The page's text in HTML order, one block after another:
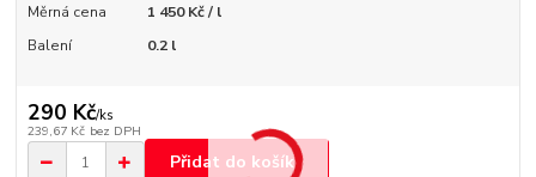
Měrná cena
1 450 Kč / l
Balení
0.2 l
290 Kč/ks
239,67 Kč bez DPH
Přidat do košíku